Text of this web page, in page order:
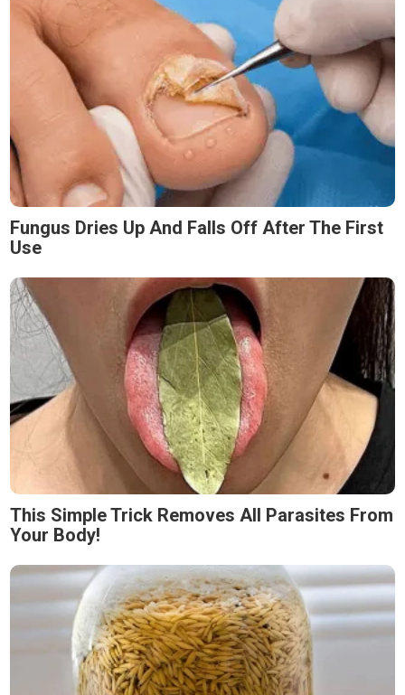
Fungus Dries Up And Falls Off After The First
Use
This Simple Trick Removes All Parasites From
Your Body!